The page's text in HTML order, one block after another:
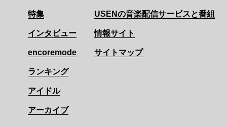
特集
インタビュー
encoremode
ランキング
アイドル
アーカイブ
USENの音楽配信サービスと番組
情報サイト
サイトマップ